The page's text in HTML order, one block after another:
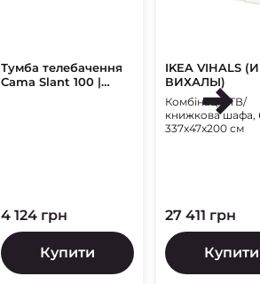
Тумба телебачення
Cama Slant 100 |
4 124 грн
Купити
IKEA VIHALS
ВИХАЛЫ)
Комбінація ТВ/
книжкова шафа,
337x47x200 см
27 411 грн
Купити